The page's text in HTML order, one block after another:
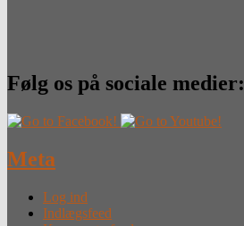
Følg os på sociale medier:
Meta
Log ind
Indlægsfeed